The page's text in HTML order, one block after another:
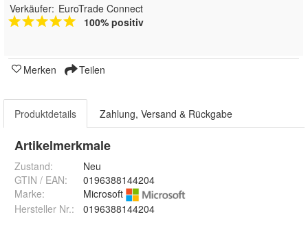
Verkäufer: EuroTrade Connect
100% positiv
Merken Teilen
Produktdetails Zahlung, Versand & Rückgabe
Artikelmerkmale
Zustand:
Neu
GTIN / EAN:
0196388144204
Marke:
Microsoft
Hersteller Nr.:
0196388144204